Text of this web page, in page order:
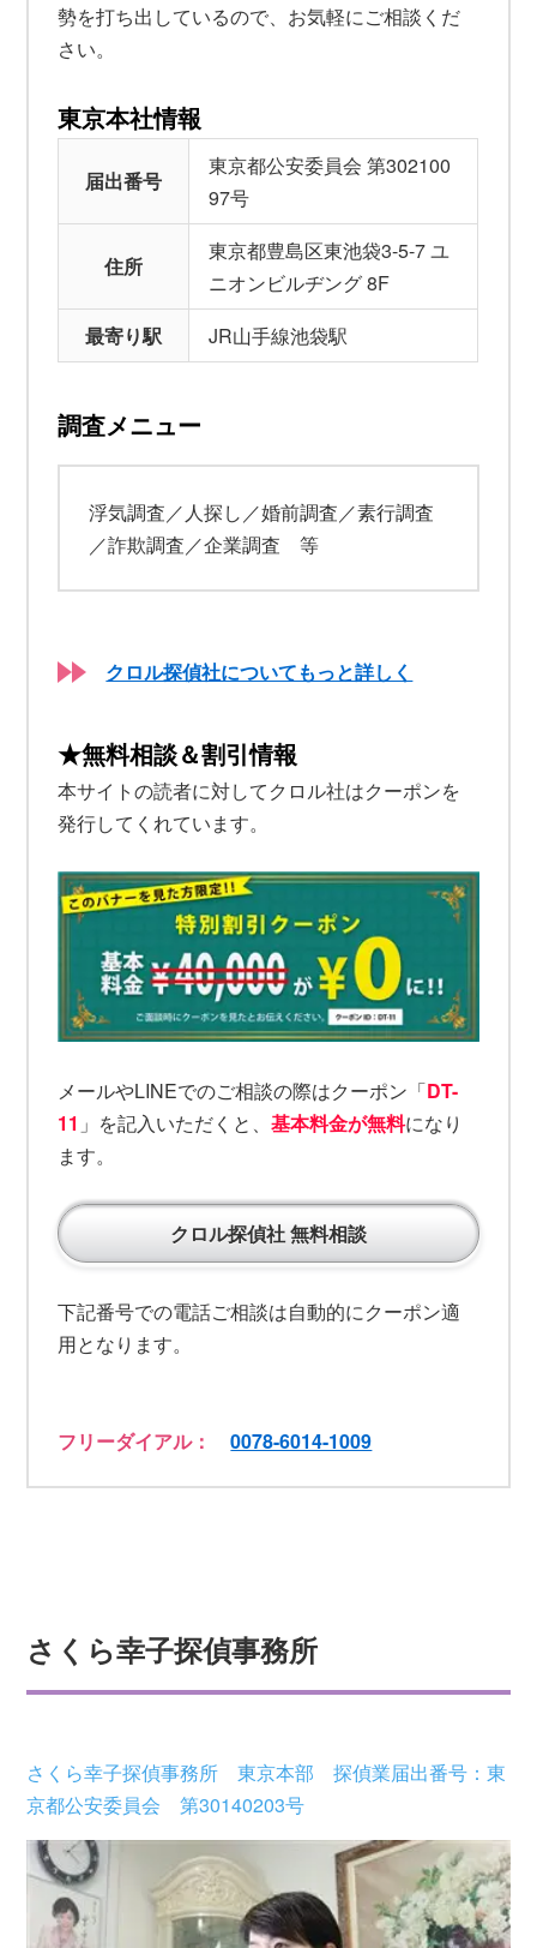
勢を打ち出しているので、お気軽にご相談くだ
さい。
東京本社情報
届出番号
東京都公安委員会 第302100
97号
住所
東京都豊島区東池袋3-5-7 ユ
ニオンビルヂング 8F
最寄り駅
JR山手線池袋駅
調査メニュー
浮気調査／人探し／婚前調査／素行調査
／詐欺調査／企業調査 等
クロル探偵社についてもっと詳しく
★無料相談＆割引情報
本サイトの読者に対してクロル社はクーポンを
発行してくれています。
メールやLINEでのご相談の際はクーポン「DT-
11 」を記入いただくと、基本料金が無料になり
ます。
クロル探偵社 無料相談
下記番号での電話ご相談は自動的にクーポン適
用となります。
フリーダイアル：0078-6014-1009
さくら幸子探偵事務所
さくら幸子探偵事務所 東京本部 探偵業届出番号：東
京都公安委員会 第30140203号